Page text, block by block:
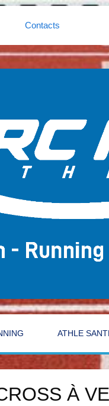
Contacts
ATHLE
À